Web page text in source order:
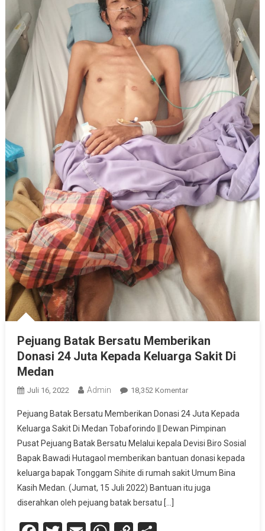
Pejuang Batak Bersatu Memberikan
Donasi 24 Juta Kepada Keluarga Sakit Di
Medan
Juli 16, 2022 Admin 18,352 KomentarPada
Batak
Bersatu
Memberikan
Donasi
24
Juta
Pejuang Batak Bersatu Memberikan Donasi 24 Juta Kepada
Keluarga Sakit Di Medan Tobaforindo || Dewan Pimpinan
Pusat Pejuang Batak Bersatu Melalui kepala Devisi Biro Sosial
Bapak Bawadi Hutagaol memberikan bantuan donasi kepada
keluarga bapak Tonggam Sihite di rumah sakit Umum Bina
Kasih Medan. (Jumat, 15 Juli 2022) Bantuan itu juga
diserahkan oleh pejuang batak bersatu […]